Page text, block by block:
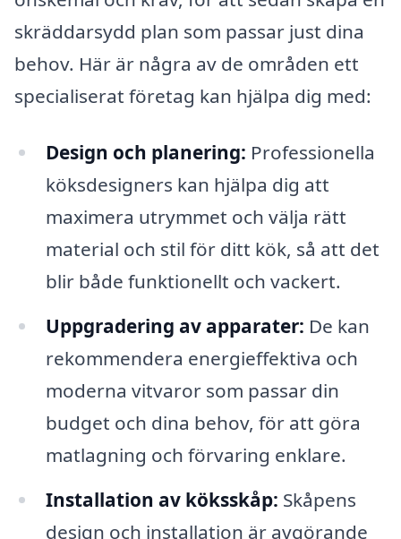
skräddarsydd plan som passar just dina
behov. Här är några av de områden ett
specialiserat företag kan hjälpa dig med:
Design och planering: Professionella
köksdesigners kan hjälpa dig att
maximera utrymmet och välja rätt
material och stil för ditt kök, så att det
blir både funktionellt och vackert.
Uppgradering av apparater: De kan
rekommendera energieffektiva och
moderna vitvaror som passar din
budget och dina behov, för att göra
matlagning och förvaring enklare.
Installation av köksskåp: Skåpens
design och installation är avgörande